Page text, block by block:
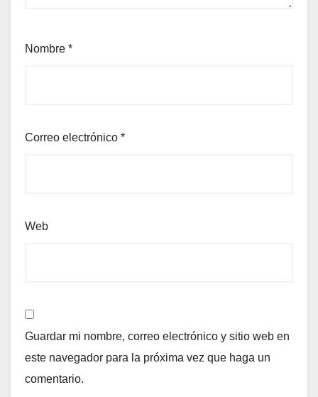
Nombre *
Correo electrónico *
Web
Guardar mi nombre, correo electrónico y sitio web en
este navegador para la próxima vez que haga un
comentario.